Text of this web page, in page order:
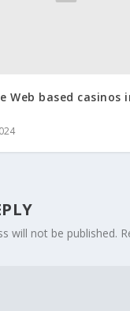
Web based casinos
will not be published.